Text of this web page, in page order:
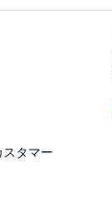
スタマー